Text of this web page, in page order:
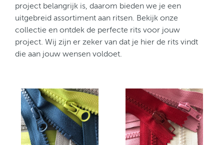
project belangrijk is, daarom bieden we je een
uitgebreid assortiment aan ritsen. Bekijk onze
collectie en ontdek de perfecte rits voor jouw
project. Wij zijn er zeker van dat je hier de rits vindt
die aan jouw wensen voldoet.